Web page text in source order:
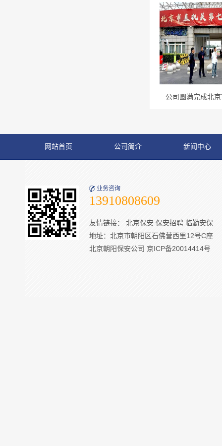
公司圆满完成北京
网站首页 公司简介 新闻中心
业务咨询
13910808609
友情链接： 北京保安 保安招聘 临勤安保
地址：北京市朝阳区石佛营西里12号C座
北京朝阳保安公司 京ICP备20014414号